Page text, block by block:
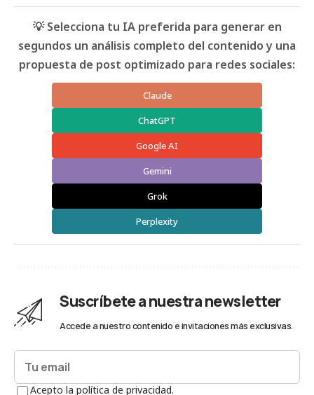
💡 Selecciona tu IA preferida para generar en
segundos un análisis completo del contenido y una
propuesta de post optimizado para redes sociales:
Claude
ChatGPT
Google AI
Gemini
Grok
Perplexity
Suscríbete a nuestra newsletter
Accede a nuestro contenido e invitaciones más exclusivas.
Acepto la política de privacidad.